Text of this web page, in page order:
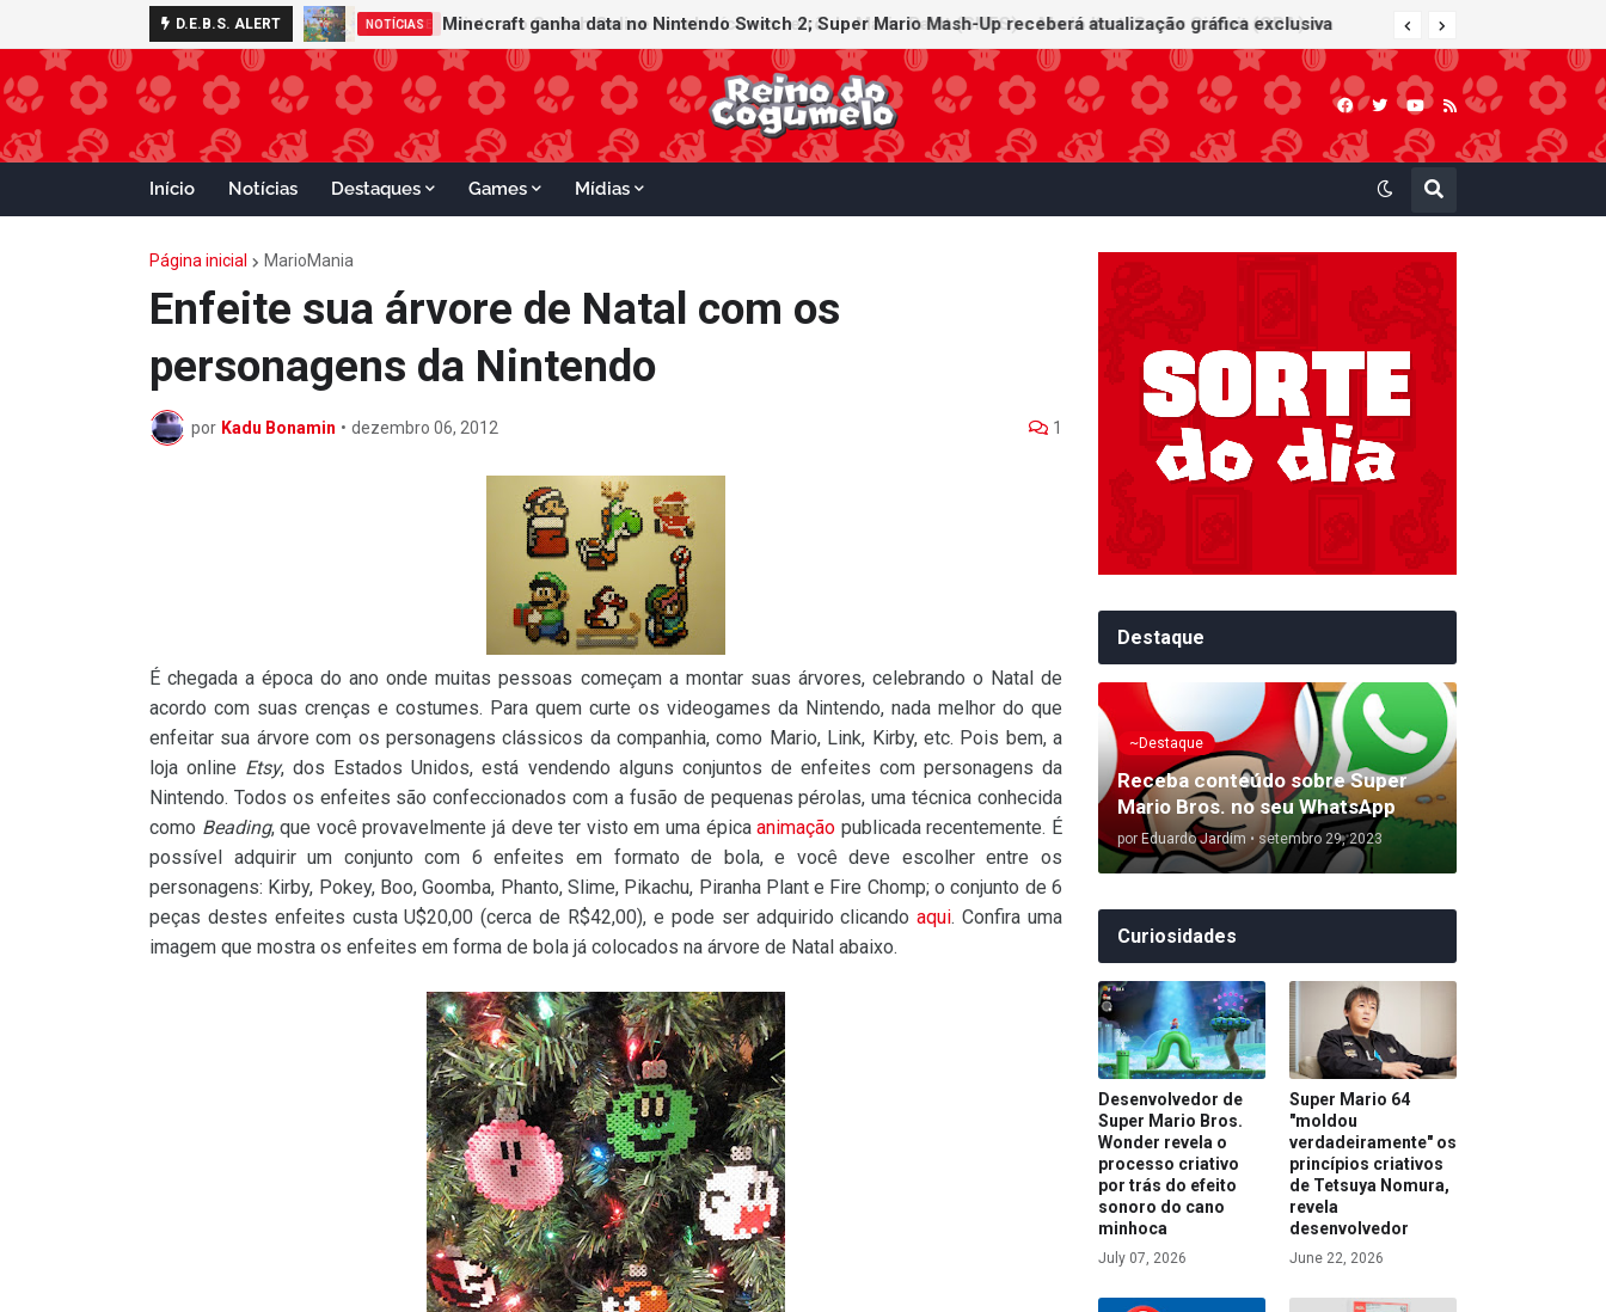
D.E.B.S. ALERT ADVANCE Nintendo Switch Online recebe ícones retrô de Mario Paint (SNES) e Mario Kart: Super Circuit (GBA)
Início Notícias Destaques Games Mídias
Página inicial MarioMania
Enfeite sua árvore de Natal com os
personagens da Nintendo
por Kadu Bonamin • dezembro 06, 2012 1
É chegada a época do ano onde muitas pessoas começam a montar suas árvores, celebrando o Natal de
acordo com suas crenças e costumes. Para quem curte os videogames da Nintendo, nada melhor do que
enfeitar sua árvore com os personagens clássicos da companhia, como Mario, Link, Kirby, etc. Pois bem, a
loja online Etsy, dos Estados Unidos, está vendendo alguns conjuntos de enfeites com personagens da
Nintendo. Todos os enfeites são confeccionados com a fusão de pequenas pérolas, uma técnica conhecida
como Beading, que você provavelmente já deve ter visto em uma épicaanimação publicada recentemente. É
possível adquirir um conjunto com 6 enfeites em formato de bola, e você deve escolher entre os
personagens: Kirby, Pokey, Boo, Goomba, Phanto, Slime, Pikachu, Piranha Plant e Fire Chomp; o conjunto de 6
peças destes enfeites custa U$20,00 (cerca de R$42,00), e pode ser adquirido clicandoaqui. Confira uma
imagem que mostra os enfeites em forma de bola já colocados na árvore de Natal abaixo.
Destaque
~Destaque
Receba conteúdo sobre Super
Mario Bros. no seu WhatsApp
por Eduardo Jardim • setembro 29, 2023
Curiosidades
Desenvolvedor de
Super Mario Bros.
Wonder revela o
processo criativo
por trás do efeito
sonoro do cano
minhoca
July 07, 2026
Super Mario 64
"moldou
verdadeiramente" os
princípios criativos
de Tetsuya Nomura,
revela
desenvolvedor
June 22, 2026